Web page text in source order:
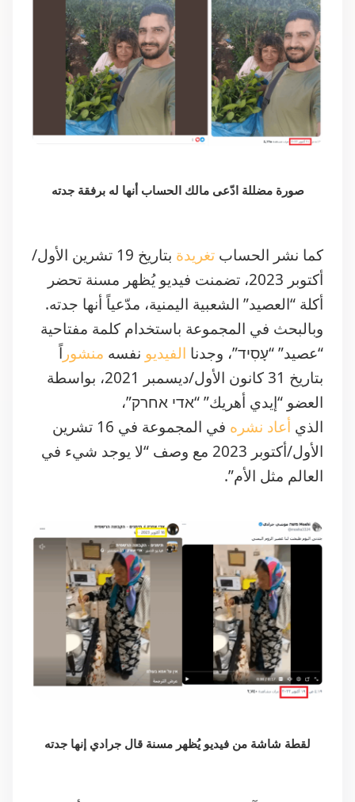
صورة مضللة ادّعى مالك الحساب أنها له برفقة جدته
أكلة “العصيد” الشعبية اليمنية، مدّعياً أنها جدته.
وبالبحث في المجموعة باستخدام كلمة مفتاحية
“عصيد” “עָסִיד”، وجدناالفيديو نفسه منشوراً
بتاريخ 31 كانون الأول/ديسمبر 2021، بواسطة
العضو “إيدي أهريك” “אדי אחרק”،
الذي أعاد نشره
في المجموعة في 16 تشرين
الأول/أكتوبر 2023 مع وصف “لا يوجد شيء في
العالم مثل الأم”.
لقطة شاشة من فيديو يُظهر مسنة قال جرادي إنها جدته